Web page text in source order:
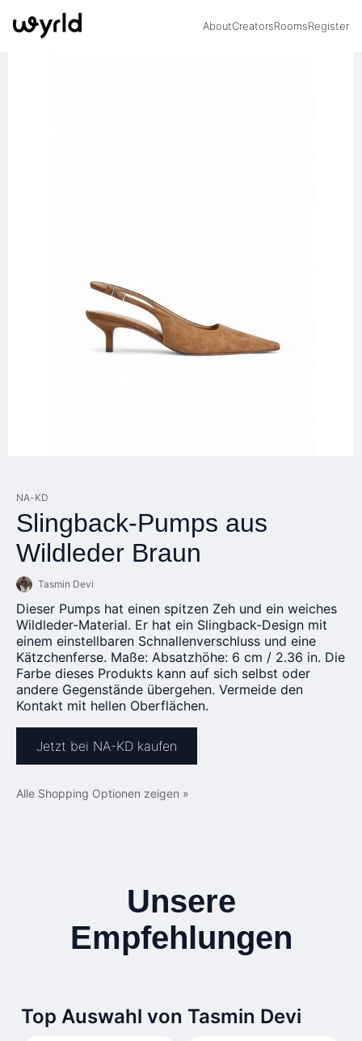
AboutCreatorsRoomsRegister
NA-KD
Slingback-Pumps aus
Wildleder Braun
Tasmin Devi
Dieser Pumps hat einen spitzen Zeh und ein weiches
Wildleder-Material. Er hat ein Slingback-Design mit
einem einstellbaren Schnallenverschluss und eine
Kätzchenferse. Maße: Absatzhöhe: 6 cm / 2.36 in. Die
Farbe dieses Produkts kann auf sich selbst oder
andere Gegenstände übergehen. Vermeide den
Kontakt mit hellen Oberflächen.
Jetzt bei NA-KD kaufen
Alle Shopping Optionen zeigen »
Unsere
Empfehlungen
Top Auswahl von Tasmin Devi